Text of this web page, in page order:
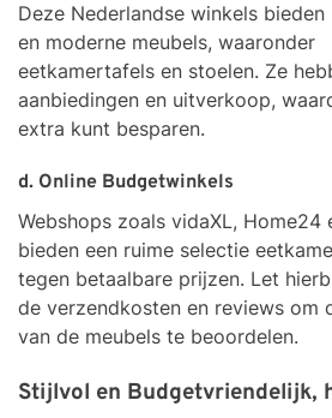
Deze Nederlandse winkels
en moderne meubels, waaronder
eetkamertafels en stoelen. Ze
aanbiedingen en uitverkoop,
extra kunt besparen.
d. Online Budgetwinkels
Webshops zoals vidaXL, Home24
bieden een ruime selectie
tegen betaalbare prijzen. Let
de verzendkosten en reviews om
van de meubels te beoordelen.
Stijlvol en Budgetvriendelijk,